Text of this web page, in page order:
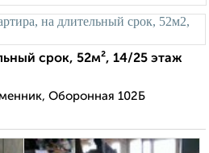
срок, 52м², 14/25 этаж
Оборонная 102Б